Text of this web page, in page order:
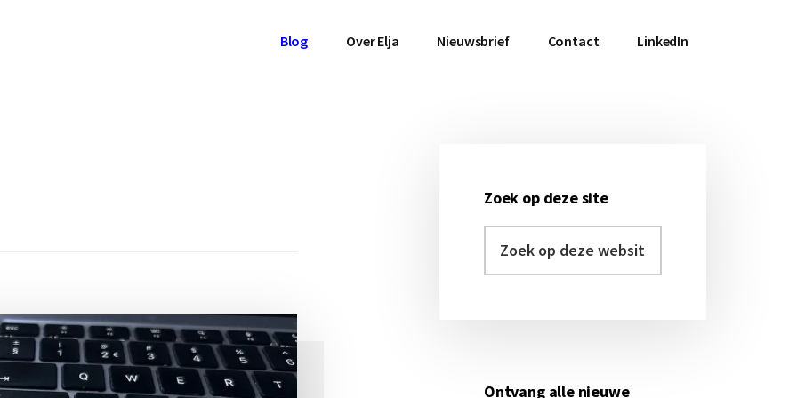
Blog Over Elja Nieuwsbrief Contact LinkedIn
Sidebar
Zoek op deze site
Ontvang alle nieuwe